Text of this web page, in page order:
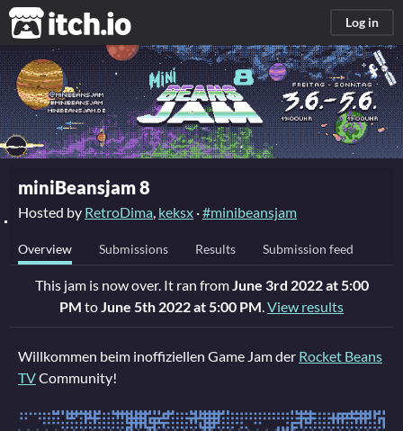
itch.io Log in
miniBeansjam 8
Hosted by RetroDima, keksx ·#minibeansjam
Overview Submissions Results Submission feed
This jam is now over. It ran fromJune 3rd 2022 at 5:00
PM toJune 5th 2022 at 5:00 PM.View results
Willkommen beim inoffiziellen Game Jam der Rocket Beans
TVCommunity!